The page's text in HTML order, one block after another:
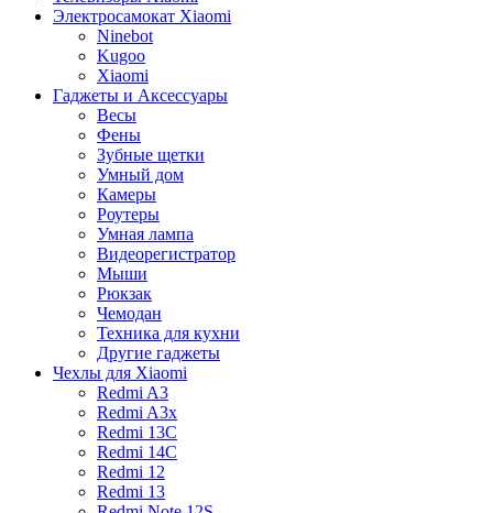
Электросамокат Xiaomi
Ninebot
Kugoo
Xiaomi
Гаджеты и Аксессуары
Весы
Фены
Зубные щетки
Умный дом
Камеры
Роутеры
Умная лампа
Видеорегистратор
Мыши
Рюкзак
Чемодан
Техника для кухни
Другие гаджеты
Чехлы для Xiaomi
Redmi A3
Redmi A3x
Redmi 13C
Redmi 14C
Redmi 12
Redmi 13